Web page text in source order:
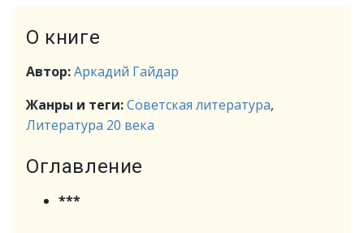
О книге
Автор:Аркадий Гайдар
Жанры и теги:Советская литература,
Литература 20 века
Оглавление
***